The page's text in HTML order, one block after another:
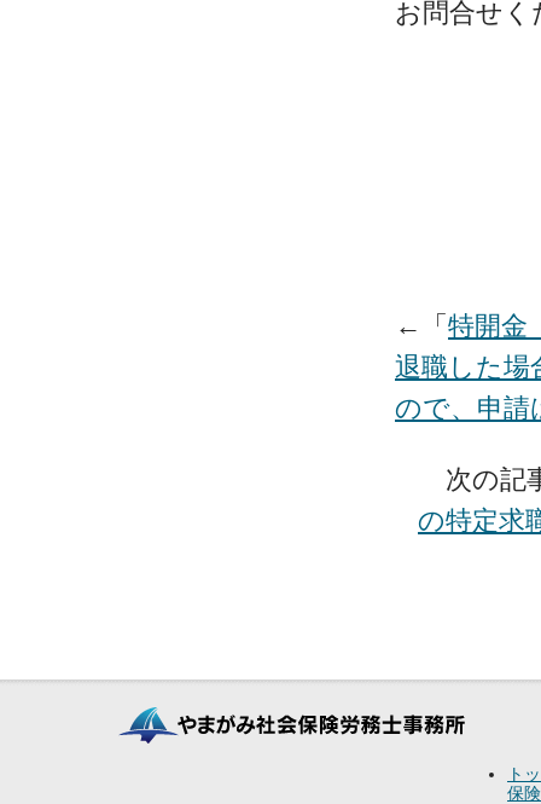
お問合せく
←「 特開金
退職した場
ので、申請
次の記
の特定求
ト
保